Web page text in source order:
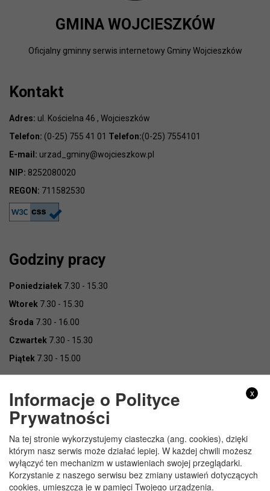
GMINA WOJCIESZKÓW
Oficjalny gminny serwis internetowy Gminy Wojcieszków
Kontakt
Adres: ul. Kościelna 46 , Wojcieszków
Telefon: (0-25) 755 41 01 Telefon:(0-25) 7554101
E-mail: urzad_gminy@wojcieszkow.pl
NIP: 8252080020
REGON: 711582530
Godziny pracy
Poniedziałek 7.30 - 15.30
Wtorek 7.30 - 15.30
Środa 7.30 - 16.00
Czwartek 7.30 - 15.30
Piątek 7.30 - 15.00
Copyright © Urząd Gminy Wojcieszków
x
Informacje o Polityce
Prywatności
Na tej stronie wykorzystujemy ciasteczka (ang. cookies), dzięki
którym nasz serwis może działać lepiej. W każdej chwili możesz
wyłączyć ten mechanizm w ustawieniach swojej przeglądarki.
Korzystanie z naszego serwisu bez zmiany ustawień dotyczących
cookies, umieszcza je w pamięci Twojego urządzenia.